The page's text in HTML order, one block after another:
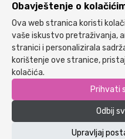
Politika kolačića Uslovi i pravila
Copyright © 2022 ARIA | Sva
Obavještenje o
Ova web stranica koristi
vaše iskustvo pretraživanja,
stranici i personalizirala
korištenje ove stranice,
kolačića.
Prihvati
Odbij
Upravljaj